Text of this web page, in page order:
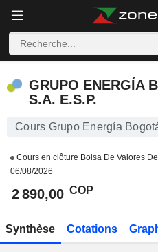
GRUPO ENERGÍA
S.A. E.S.P.
Cours Grupo Energía
Cours en clôture Bolsa De Valores
06/08/2026
2 890,00 COP
Synthèse Cotations